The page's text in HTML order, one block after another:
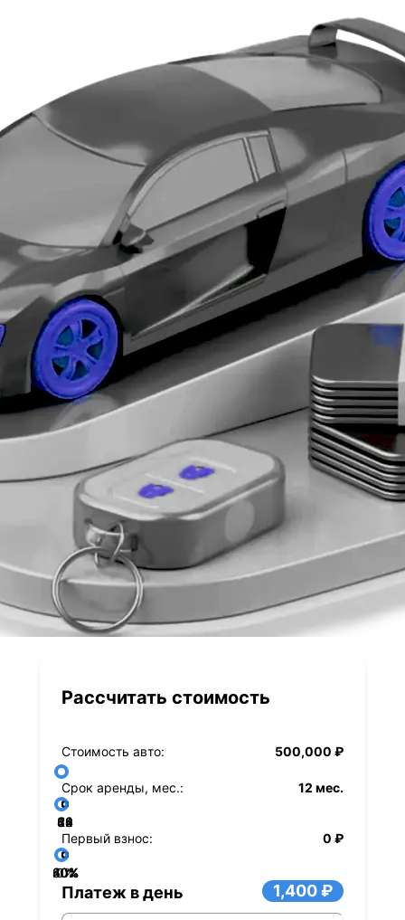
Рассчитать стоимость
Стоимость авто: 500,000 ₽
Срок аренды, мес.: 12 мес.
12
24
36
48
60
72
84
Первый взнос:
0 ₽
0%
20%
40%
60%
80%
Платеж в день 1,400 ₽